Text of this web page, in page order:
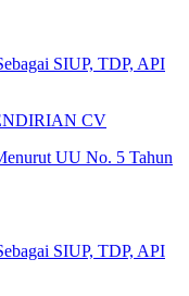
SIUP, TDP, API
CV
UU No. 5 Tahun
SIUP, TDP, API